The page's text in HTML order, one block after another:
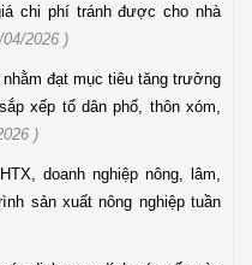
chi phí tránh được cho nhà
04/2026 )
đạt mục tiêu tăng trưởng
xếp tổ dân phố, thôn xóm,
)
doanh nghiệp nông, lâm,
sản xuất nông nghiệp tuần